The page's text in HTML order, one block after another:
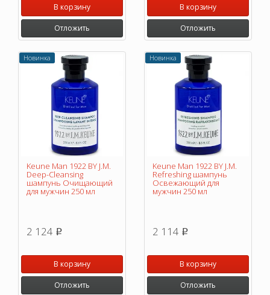
В корзину
Отложить
В корзину
Отложить
Новинка
Keune Man 1922 BY J.M.
Deep-Cleansing
шампунь Очищающий
для мужчин 250 мл
2 124 p
В корзину
Отложить
Новинка
Keune Man 1922 BY J.M.
Refreshing шампунь
Освежающий для
мужчин 250 мл
2 114 p
В корзину
Отложить